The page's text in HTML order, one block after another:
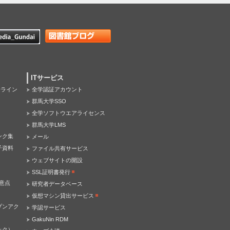
イン
ク集
資料
点
ンアク
ITサービス
全学認証アカウント
群馬大学SSO
全学ソフトウエアライセンス
群馬大学LMS
メール
ファイル共有サービス
ウェブサイトの開設
SSL証明書発行
研究者データベース
仮想マシン貸出サービス
学認サービス
GakuNin RDM